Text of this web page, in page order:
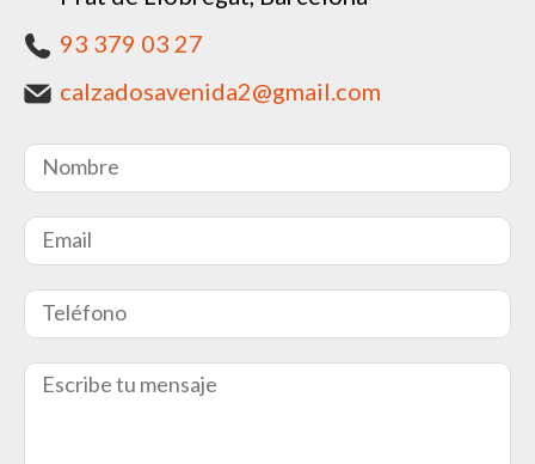
93 379 03 27
calzadosavenida2@gmail.com